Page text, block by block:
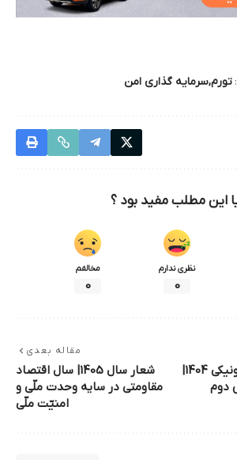
تورمسرمایه گذاری امن
این مطلب مفید بود ؟
نظری ندارم
0
مخالفم
0
استعلام کالابرگ الکترونیکی 1404|
دوم
مقاله بعدی
شعار سال 1405| سال اقتصاد
مقاومتی در سایه وحدت ملّی و
امنیّت ملّی